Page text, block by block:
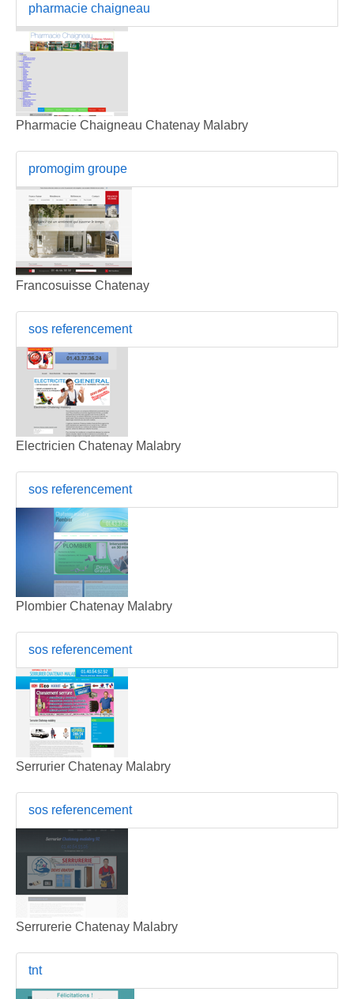
pharmacie chaigneau
Pharmacie Chaigneau Chatenay Malabry
promogim groupe
Francosuisse Chatenay
sos referencement
Electricien Chatenay Malabry
sos referencement
Plombier Chatenay Malabry
sos referencement
Serrurier Chatenay Malabry
sos referencement
Serrurerie Chatenay Malabry
tnt